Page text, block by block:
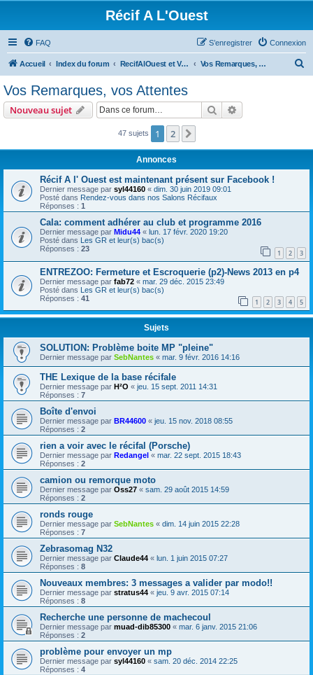
Récif A L'Ouest
FAQ Connexion
S’enregistrer
Accueil Index du forum RecifAlOuest et Vous ? A l'Ouest aussi ?? Vos Remarques, vos Attentes
r
Vos Remarques, vos Attentes
Nouveau sujet Rechercher
47 sujets 1 2
Annonces
Récif A l' Ouest est maintenant présent sur Facebook !
Dernier message par syl44160 « dim. 30 juin 2019 09:01
Posté dans Rendez-vous dans nos Salons Récifaux
Réponses : 1
Cala: comment adhérer au club et programme 2016
Dernier message par Midu44 « lun. 17 févr. 2020 19:20
Posté dans Les GR et leur(s) bac(s)
Réponses : 23 1 2 3
ENTREZOO: Fermeture et Escroquerie (p2)-News 2013 en p4
Dernier message par fab72 « mar. 29 déc. 2015 23:49
Posté dans Les GR et leur(s) bac(s)
Réponses : 41 1 2 3 4 5
Sujets
SOLUTION: Problème boite MP "pleine"
Dernier message par SebNantes « mar. 9 févr. 2016 14:16
THE Lexique de la base récifale
Dernier message par H²O « jeu. 15 sept. 2011 14:31
Réponses : 7
Boîte d'envoi
Dernier message par BR44600 « jeu. 15 nov. 2018 08:55
Réponses : 2
rien a voir avec le récifal (Porsche)
Dernier message par Redangel « mar. 22 sept. 2015 18:43
Réponses : 2
camion ou remorque moto
Dernier message par Oss27 « sam. 29 août 2015 14:59
Réponses : 2
ronds rouge
Dernier message par SebNantes « dim. 14 juin 2015 22:28
Réponses : 7
Zebrasomag N32
Dernier message par Claude44 « lun. 1 juin 2015 07:27
Réponses : 8
Nouveaux membres: 3 messages a valider par modo!!
Dernier message par stratus44 « jeu. 9 avr. 2015 07:14
Réponses : 8
Recherche une personne de machecoul
Dernier message par muad-dib85300 « mar. 6 janv. 2015 21:06
Réponses : 2
problème pour envoyer un mp
Dernier message par syl44160 « sam. 20 déc. 2014 22:25
Réponses : 4